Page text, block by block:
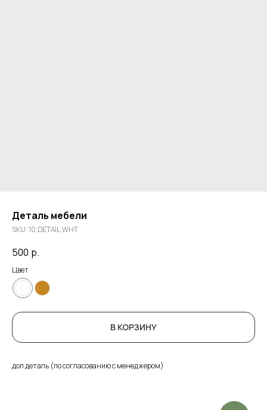
Деталь мебели
SKU:10.DETAIL.WHT
500 р.
Цвет
В КОРЗИНУ
доп деталь (по согласованию с менеджером)